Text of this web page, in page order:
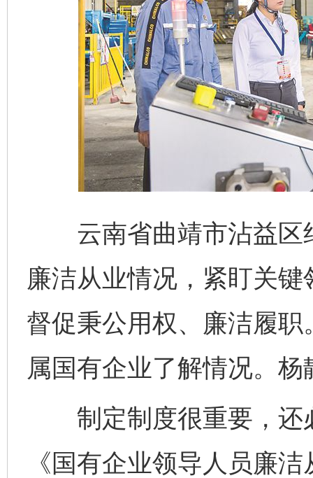
云南省曲靖市沾益区
廉洁从业情况，紧盯关
督促秉公用权、廉洁履
属国有企业了解情况。杨
制定制度很重要，还
《国有企业领导人员廉